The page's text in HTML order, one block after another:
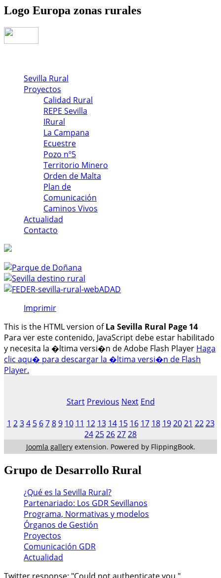
Logo Europa zonas rurales
Sevilla Rural
Proyectos
Calidad Rural
REPE Sevilla
IRural
La Campana
Ecuestre
Pozo nº5
Territorio Minero
Orden de Malta
Plan de
Comunicación
Caminos Vivos
Actualidad
Contacto
Imprimir
This is the HTML version ofLa Sevilla Rural Page 14
Para ver este contenido, JavaScript debe estar habilitado
y necesita la �ltima versi�n de Adobe Flash Player Haga
clic aqu� para descargar la �ltima versi�n de Flash
Player.
Start Previous Next End
1 2 3 4 5 6 7 8 9 10 11 12 13 14 15 16 17 18 19 20 21 22 23
2425262728
Joomla galleryextension. Powered by FlippingBook.
Grupo de Desarrollo Rural
¿Qué es la Sevilla Rural?
Partenariado: Los GDR Sevillanos
Programa, Normativas y modelos
Órganos de Gestión
Proyectos
Comunicación GDR
Actualidad